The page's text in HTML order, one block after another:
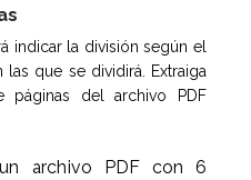
indicar la división según el
que se dividirá. Extraiga
páginas del archivo PDF
archivo PDF con 6